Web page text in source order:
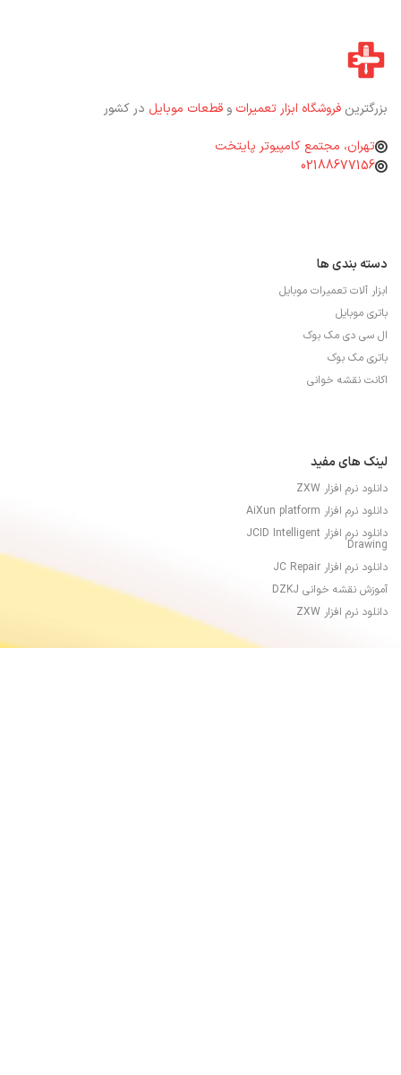
بزرگترین فروشگاه ابزار تعمیرات و قطعات موبایل در کشور
تهران، مجتمع کامپیوتر پایتخت
02188677156
دسته بندی ها
ابزار آلات تعمیرات موبایل
باتری موبایل
ال سی دی مک بوک
باتری مک بوک
اکانت نقشه خوانی
لینک های مفید
دانلود نرم افزار ZXW
دانلود نرم افزار AiXun platform
دانلود نرم افزار JCID Intelligent
Drawing
دانلود نرم افزار JC Repair
آموزش نقشه خوانی DZKJ
دانلود نرم افزار ZXW